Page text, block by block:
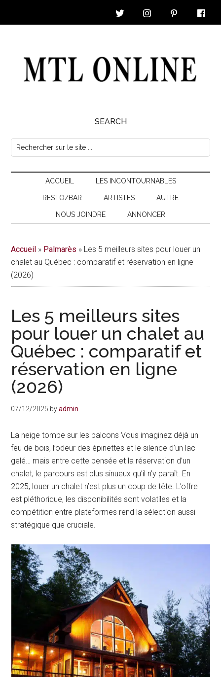
Online
|
Nouvelles
de
la
vie
urbaine
à
Montréal
SEARCH
Rechercher
sur
le
ACCUEIL LES INCONTOURNABLES
RESTO/BAR ARTISTES AUTRE
NOUS JOINDRE ANNONCER
Accueil » Palmarès » Les 5 meilleurs sites pour louer un
chalet au Québec : comparatif et réservation en ligne
(2026)
Les 5 meilleurs sites
pour louer un chalet au
Québec : comparatif et
réservation en ligne
(2026)
07/12/2025 byadmin
La neige tombe sur les balcons Vous imaginez déjà un
feu de bois, l’odeur des épinettes et le silence d’un lac
gelé… mais entre cette pensée et la réservation d’un
chalet, le parcours est plus sinueux qu’il n’y paraît. En
2025, louer un chalet n’est plus un coup de tête. L’offre
est pléthorique, les disponibilités sont volatiles et la
compétition entre plateformes rend la sélection aussi
stratégique que cruciale.